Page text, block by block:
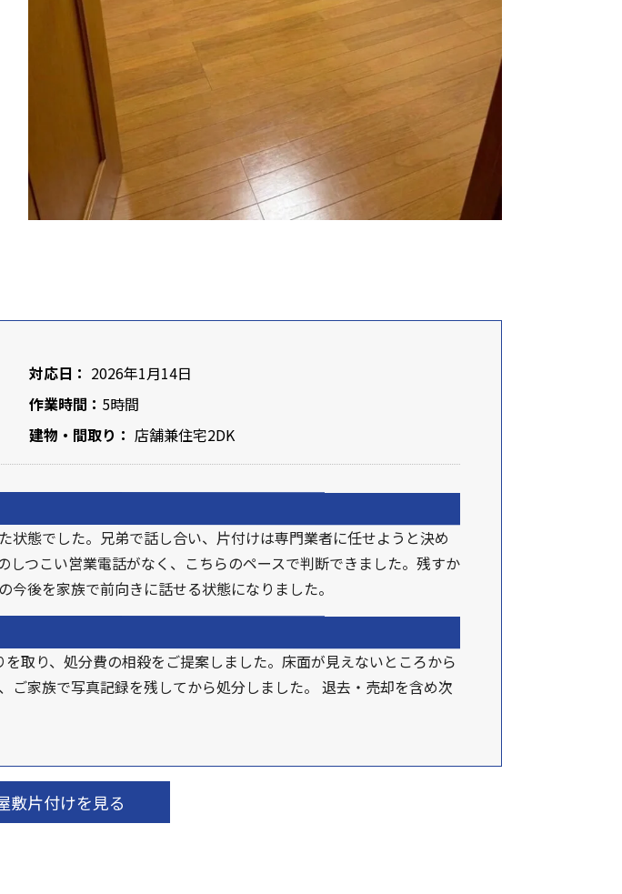
対応日： 2026年1月14日
作業時間： 5時間
建物・間取り： 店舗兼住宅2DK
態でした。兄弟で話し合い、片付けは専門業者に任せようと決め
つこい営業電話がなく、こちらのペースで判断できました。残すか
後を家族で前向きに話せる状態になりました。
取り、処分費の相殺をご提案しました。床面が見えないところから
家族で写真記録を残してから処分しました。 退去・売却を含め次
敷片付けを見る